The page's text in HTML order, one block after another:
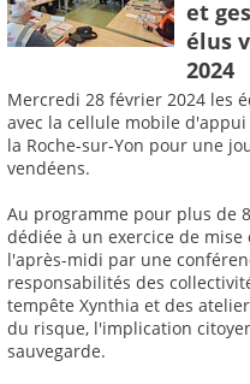
et
élus
2024
Mercredi 28 février 2024 les
avec la cellule mobile
la Roche-sur-Yon pour une
vendéens.
Au programme pour plus de
dédiée à un exercice de
l'après-midi par une
responsabilités des
tempête Xynthia et des
du risque, l'implication
sauvegarde.